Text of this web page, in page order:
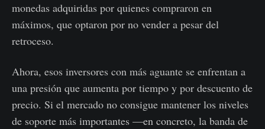
monedas adquiridas por quienes compraron en
máximos, que optaron por no vender a pesar del
retroceso.
Ahora, esos inversores con más aguante se enfrentan a
una presión que aumenta por tiempo y por descuento de
precio. Si el mercado no consigue mantener los niveles
de soporte más importantes —en concreto, la banda de